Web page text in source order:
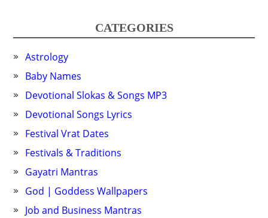
CATEGORIES
Astrology
Baby Names
Devotional Slokas & Songs MP3
Devotional Songs Lyrics
Festival Vrat Dates
Festivals & Traditions
Gayatri Mantras
God | Goddess Wallpapers
Job and Business Mantras